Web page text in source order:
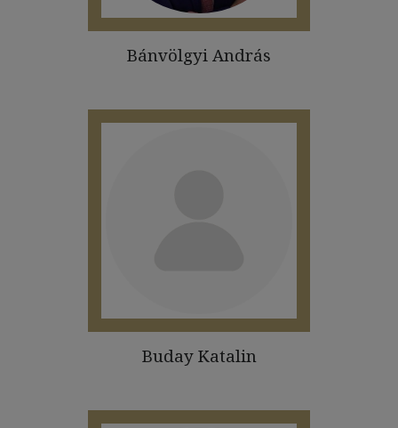
Bánvölgyi András
Buday Katalin